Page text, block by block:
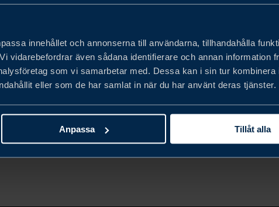
innehållet och annonserna till användarna, tillhandahålla
vidarebefordrar även sådana identifierare och annan information
som vi samarbetar med. Dessa kan i sin tur kombinera
eller som de har samlat in när du har använt deras tjänster.
Anpassa Tillåt alla
FOSSIL-FREE
DEVELOPMENT